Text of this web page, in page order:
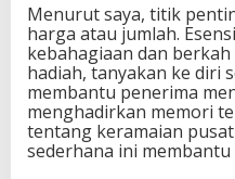
Menurut saya, titik
harga atau jumlah.
kebahagiaan dan
hadiah, tanyakan ke diri
membantu penerima
menghadirkan memori
tentang keramaian
sederhana ini